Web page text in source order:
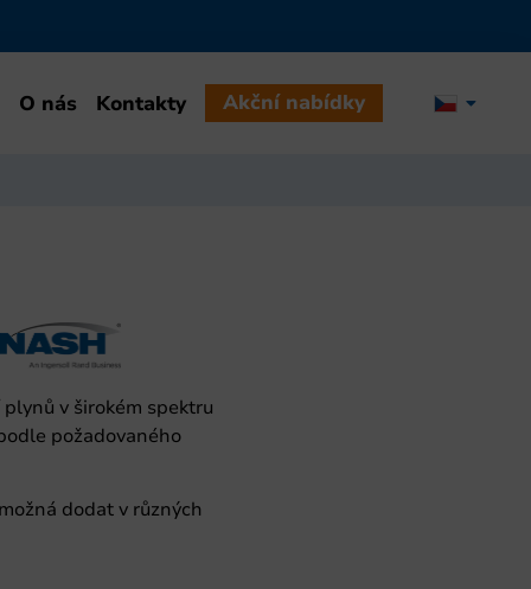
O nás Kontakty Akční nabídky
v širokém spektru
požadovaného
dodat v různých